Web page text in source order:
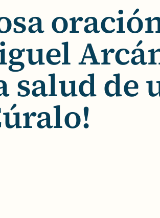
salud de